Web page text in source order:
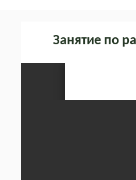
Занятие по